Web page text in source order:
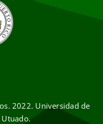
2022. Universidad de
Utuado.